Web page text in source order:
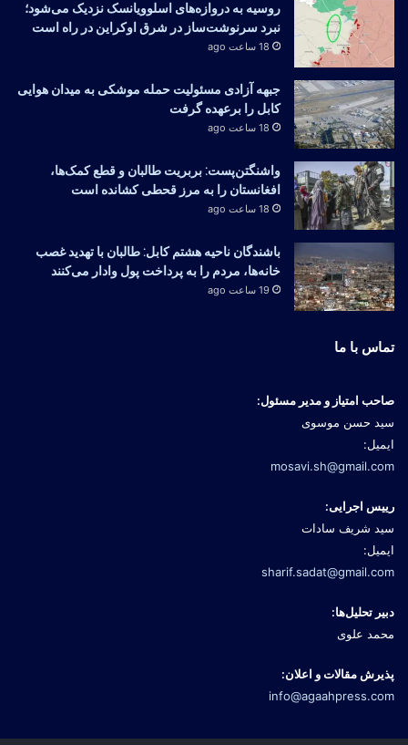
روسیه به دروازه‌های اسلوویانسک نزدیک می‌شود؛
نبرد سرنوشت‌ساز در شرق اوکراین در راه است
18 ساعت ago
جبهه آزادی مسئولیت حمله موشکی به میدان هوایی
کابل را برعهده گرفت
18 ساعت ago
واشنگتن‌پست: بربریت طالبان و قطع کمک‌ها،
افغانستان را به مرز قحطی کشانده است
18 ساعت ago
باشندگان ناحیه هشتم کابل: طالبان با تهدید غصب
خانه‌ها، مردم را به پرداخت پول وادار می‌کنند
19 ساعت ago
تماس با ما
صاحب امتیاز و مدیر مسئول:
سید حسن موسوی
ایمیل:
mosavi.sh@gmail.com
رییس اجرایی:
سید شریف سادات
ایمیل:
sharif.sadat@gmail.com
دبیر تحلیل‌ها:
محمد علوی
پذیرش مقالات و اعلان:
info@agaahpress.com